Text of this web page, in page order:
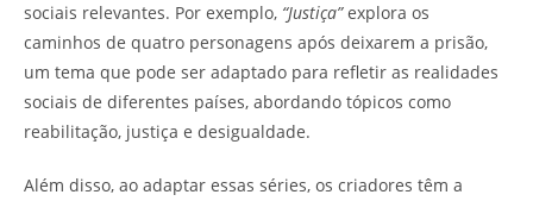
sociais relevantes. Por exemplo, “Justiça”explora os
caminhos de quatro personagens após deixarem a prisão,
um tema que pode ser adaptado para refletir as realidades
sociais de diferentes países, abordando tópicos como
reabilitação, justiça e desigualdade.
Além disso, ao adaptar essas séries, os criadores têm a